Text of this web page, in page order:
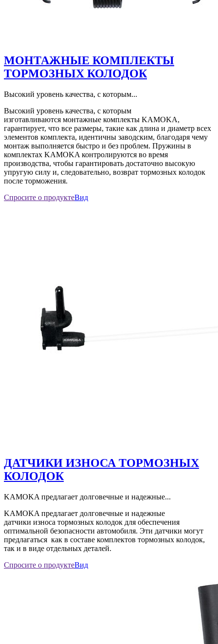
МОНТАЖНЫЕ КОМПЛЕКТЫ
ТОРМОЗНЫХ КОЛОДОК
Высокий уровень качества, с которым...
Высокий уровень качества, с которым
изготавливаются монтажные комплекты KAMOKA,
гарантирует, что все размеры, такие как длина и диаметр всех
элементов комплекта, идентичны заводским, благодаря чему
монтаж выполняется быстро и без проблем. Пружины в
комплектах KAMOKA контролируются во время
производства, чтобы гарантировать достаточно высокую
упругую силу и, следовательно, возврат тормозных колодок
после торможения.
Спросите о продуктеВид
ДАТЧИКИ ИЗНОСА ТОРМОЗНЫХ
КОЛОДОК
KAMOKA предлагает долговечные и надежные...
KAMOKA предлагает долговечные и надежные
датчики износа тормозных колодок для обеспечения
оптимальной безопасности автомобиля. Эти датчики могут
предлагаться как в составе комплектов тормозных колодок,
так и в виде отдельных деталей.
Спросите о продуктеВид